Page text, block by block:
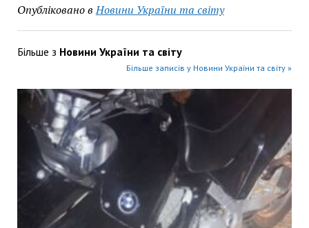
Опубліковано в Новини України та світу
Більше з Новини України та світу
Більше записів у Новини України та світу »